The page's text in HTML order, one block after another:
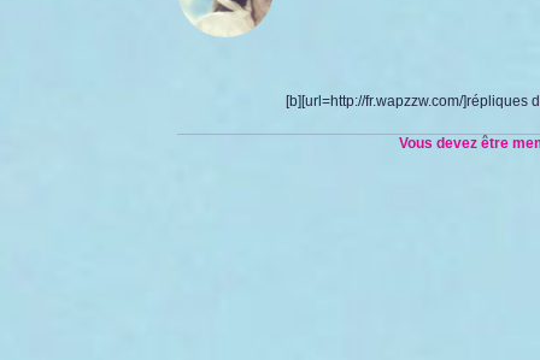
[b][url=http://fr.wapzzw.com/]répliques
Vous devez être